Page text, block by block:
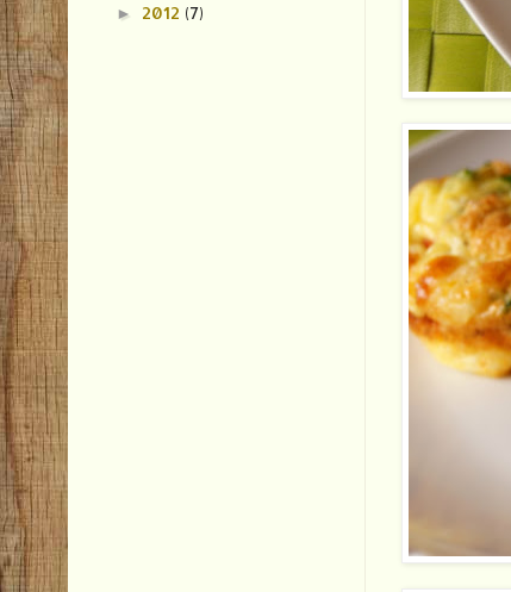
► 2012 (7)